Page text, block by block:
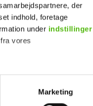
der
indhold, foretage
under indstillinger
vores
indhold til dig.
Marketing